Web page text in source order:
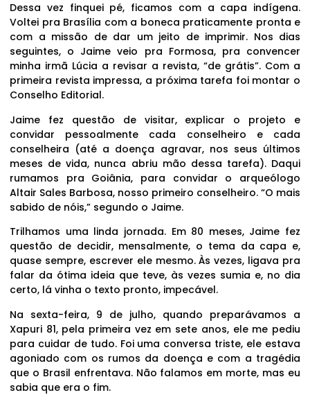
Dessa vez finquei pé, ficamos com a capa indígena.
Voltei pra Brasília com a boneca praticamente pronta e
com a missão de dar um jeito de imprimir. Nos dias
seguintes, o Jaime veio pra Formosa, pra convencer
minha irmã Lúcia a revisar a revista, “de grátis”. Com a
primeira revista impressa, a próxima tarefa foi montar o
Conselho Editorial.
Jaime fez questão de visitar, explicar o projeto e
convidar pessoalmente cada conselheiro e cada
conselheira (até a doença agravar, nos seus últimos
meses de vida, nunca abriu mão dessa tarefa). Daqui
rumamos pra Goiânia, para convidar o arqueólogo
Altair Sales Barbosa, nosso primeiro conselheiro. “O mais
sabido de nóis,” segundo o Jaime.
Trilhamos uma linda jornada. Em 80 meses, Jaime fez
questão de decidir, mensalmente, o tema da capa e,
quase sempre, escrever ele mesmo. Às vezes, ligava pra
falar da ótima ideia que teve, às vezes sumia e, no dia
certo, lá vinha o texto pronto, impecável.
Na sexta-feira, 9 de julho, quando preparávamos a
Xapuri 81, pela primeira vez em sete anos, ele me pediu
para cuidar de tudo. Foi uma conversa triste, ele estava
agoniado com os rumos da doença e com a tragédia
que o Brasil enfrentava. Não falamos em morte, mas eu
sabia que era o fim.